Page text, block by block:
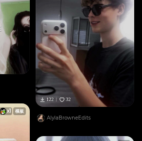
x1 模板
122 32
AlylaBrowneEdits